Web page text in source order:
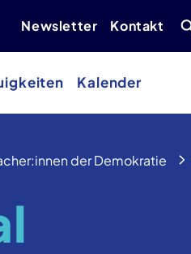
Newsletter Kontakt
Kalender
der Demokratie